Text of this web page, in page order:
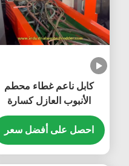
كابل ناعم غطاء محطم
الأنبوب العازل كسارة
الأدوات الصلبة ذات القوة
العالية السعة الكبيرة
احصل على أفضل سعر